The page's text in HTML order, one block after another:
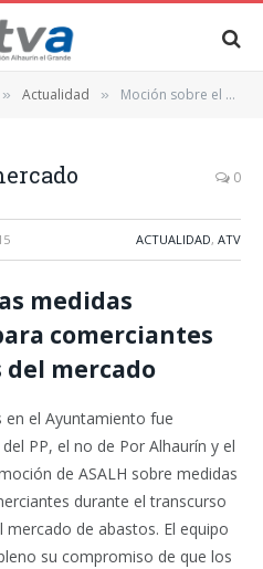
» Actualidad » Moción sobre el mercado
0
ACTUALIDAD, ATV
medidas
comerciantes
mercado
en el Ayuntamiento fue
PP, el no de Por Alhaurín y el
de ASALH sobre medidas
durante el transcurso
de abastos. El equipo
su compromiso de que los